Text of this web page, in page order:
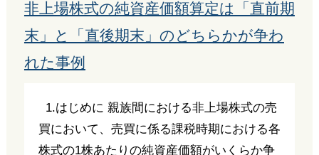
非上場株式の純資産価額算定は「直前期
末」と「直後期末」のどちらかが争わ
れた事例
1.はじめに 親族間における非上場株式の売
買において、売買に係る課税時期における各
株式の1株あたりの純資産価額がいくらか争